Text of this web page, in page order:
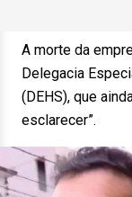
A morte da
Delegacia
(DEHS), que
esclarecer”.